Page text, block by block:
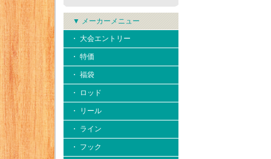
▼ メーカーメニュー
・ 大会エントリー
・ 特価
・ 福袋
・ ロッド
・ リール
・ ライン
・ フック